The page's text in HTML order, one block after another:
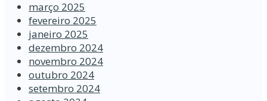
março 2025
fevereiro 2025
janeiro 2025
dezembro 2024
novembro 2024
outubro 2024
setembro 2024